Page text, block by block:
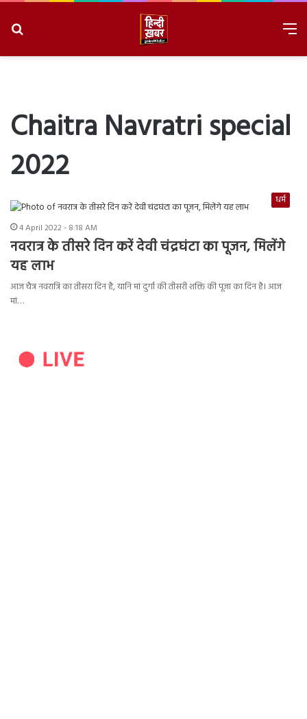
Chaitra Navratri special
2022
धर्म
4 April 2022 - 8:18 AM
नवरात्र के तीसरे दिन करें देवी चंद्रघंटा का पूजन, मिलेंगे
यह लाभ
आज चैत्र नवरात्रि का तीसरा दिन है, यानि मां दुर्गा की तीसरी शक्ति की पूजा का दिन है। आज
मां…